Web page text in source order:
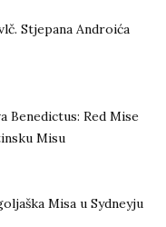
Stjepana Androića
Benedictus: Red Mise
Misu
Misa u Sydneyju